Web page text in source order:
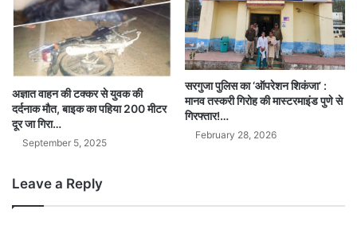
अज्ञात वाहन की टक्कर से युवक की
दर्दनाक मौत, बाइक का पहिया 200 मीटर
दूर जा गिरा…
September 5, 2025
सरगुजा पुलिस का ‘ऑपरेशन शिकंजा’ :
मानव तस्करी गिरोह की मास्टरमाइंड पुणे से
गिरफ्तार!…
February 28, 2026
Leave a Reply